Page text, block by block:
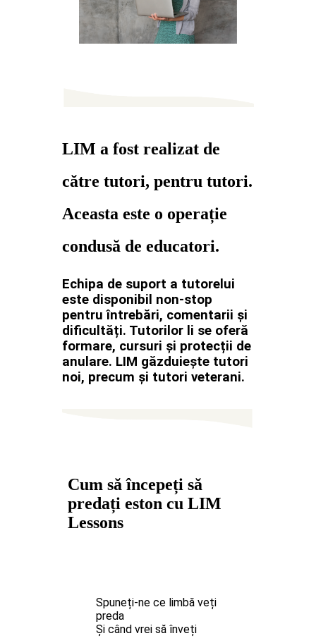
LIM a fost realizat de
către tutori, pentru tutori.
Aceasta este o operație
condusă de educatori.
Echipa de suport a tutorelui
este disponibil non-stop
pentru întrebări, comentarii și
dificultăți. Tutorilor li se oferă
formare, cursuri și protecții de
anulare. LIM găzduiește tutori
noi, precum și tutori veterani.
Cum să începeți să
predați eston cu LIM
Lessons
Spuneți-ne ce limbă veți
preda
Și când vrei să înveți